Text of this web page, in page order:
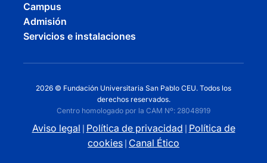
Campus
Admisión
Servicios e instalaciones
2026 © Fundación Universitaria San Pablo CEU. Todos los
derechos reservados.
Centro homologado por la CAM Nº: 28048919
Aviso legal Política de privacidad Política de
cookies Canal Ético